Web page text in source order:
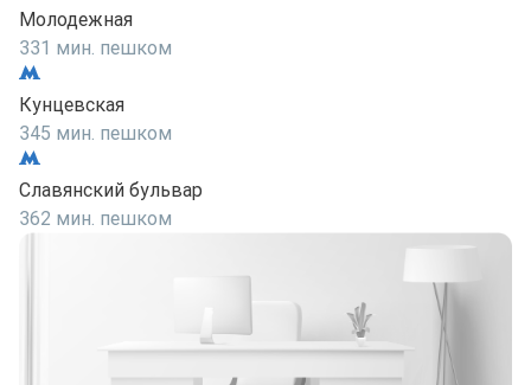
Молодежная
331 мин. пешком
Кунцевская
345 мин. пешком
Славянский бульвар
362 мин. пешком